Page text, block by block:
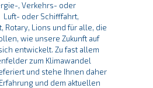
, Verkehrs- oder
oder Schifffahrt,
Rotary, Lions und für alle, die
wie unsere Zukunft auf
entwickelt. Zu fast allem
zum Klimawandel
und stehe Ihnen daher
und dem aktuellen